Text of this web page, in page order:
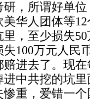
，所谓好单
华人团体等12
，至少损失50
失100万元人民
进去了。现
中共挖的坑
重，爱错一